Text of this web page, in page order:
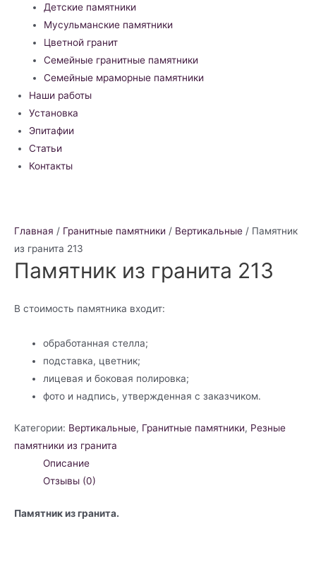
Детские памятники
Мусульманские памятники
Цветной гранит
Семейные гранитные памятники
Семейные мраморные памятники
Наши работы
Установка
Эпитафии
Статьи
Контакты
Главная / Гранитные памятники / Вертикальные / Памятник
из гранита 213
Памятник из гранита 213
В стоимость памятника входит:
обработанная стелла;
подставка, цветник;
лицевая и боковая полировка;
фото и надпись, утвержденная с заказчиком.
Категории: Вертикальные, Гранитные памятники, Резные
памятники из гранита
Описание
Отзывы (0)
Памятник из гранита.